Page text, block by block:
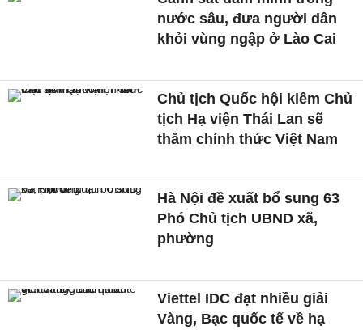
nước sâu, đưa người dân
khỏi vùng ngập ở Lào Cai
Chủ tịch Quốc hội kiêm Chủ
tịch Hạ viện Thái Lan sẽ
thăm chính thức Việt Nam
Hà Nội đề xuất bổ sung 63
Phó Chủ tịch UBND xã,
phường
Viettel IDC đạt nhiều giải
Vàng, Bạc quốc tế về hạ